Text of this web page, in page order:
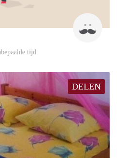
tijd
DELEN